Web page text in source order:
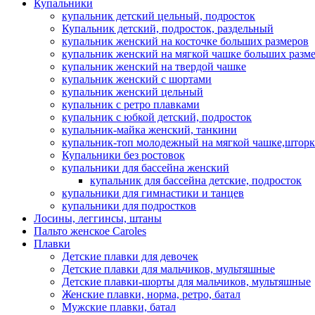
Купальники
купальник детский цельный, подросток
Купальник детский, подросток, раздельный
купальник женский на косточке больших размеров
купальник женский на мягкой чашке больших
купальник женский на твердой чашке
купальник женский с шортами
купальник женский цельный
купальник с ретро плавками
купальник с юбкой детский, подросток
купальник-майка женский, танкини
купальник-топ молодежный на мягкой
Купальники без ростовок
купальники для бассейна женский
купальник для бассейна детские, подросток
купальники для гимнастики и танцев
купальники для подростков
Лосины, леггинсы, штаны
Пальто женское Caroles
Плавки
Детские плавки для девочек
Детские плавки для мальчиков, мультяшные
Детские плавки-шорты для мальчиков, мультяшные
Женские плавки, норма, ретро, батал
Мужские плавки, батал